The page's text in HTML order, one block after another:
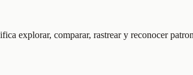
explorar, comparar, rastrear y reconocer